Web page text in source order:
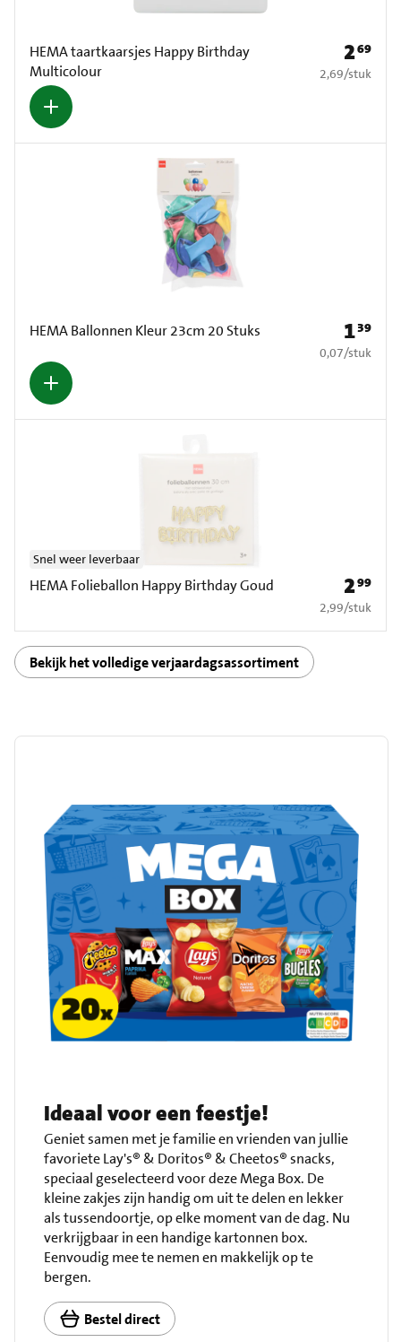
HEMA taartkaarsjes Happy Birthday
Multicolour
Prijs: €
269
€ 2,69 per stuk
2,69/stuk
HEMA Ballonnen Kleur 23cm 20 Stuks Prijs: €
139
€ 0,07 per stuk
0,07/stuk
HEMA Folieballon Happy Birthday Goud
Snel weer leverbaar
Prijs: €
299
€ 2,99 per stuk
2,99/stuk
Bekijk het volledige verjaardagsassortiment
Ideaal voor een feestje!
Geniet samen met je familie en vrienden van jullie
favoriete Lay's® & Doritos® & Cheetos® snacks,
speciaal geselecteerd voor deze Mega Box. De
kleine zakjes zijn handig om uit te delen en lekker
als tussendoortje, op elke moment van de dag. Nu
verkrijgbaar in een handige kartonnen box.
Eenvoudig mee te nemen en makkelijk op te
bergen.
Bestel direct